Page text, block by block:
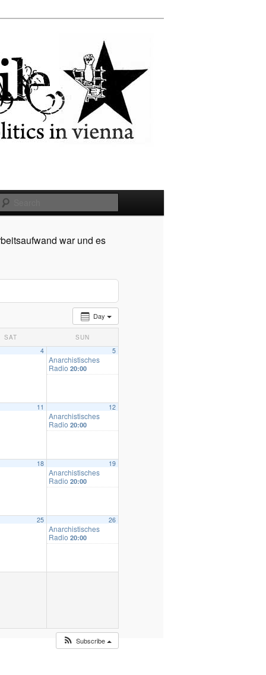
war und es
Day
SAT SUN
4 5
Anarchistisches
Radio 20:00
11 12
Anarchistisches
Radio 20:00
18 19
Anarchistisches
Radio 20:00
25 26
Anarchistisches
Radio 20:00
Subscribe